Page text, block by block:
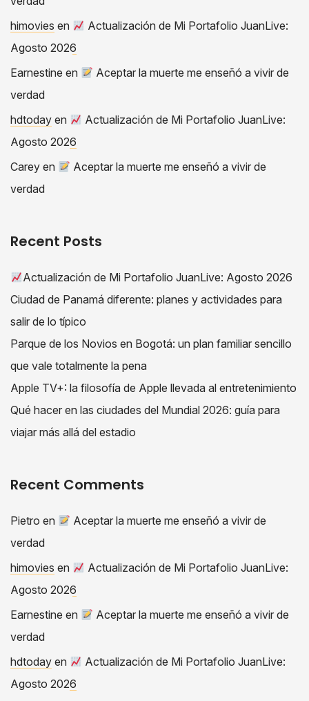
himovies en
Actualización de Mi Portafolio JuanLive:
Agosto 2026
Earnestine en
Aceptar la muerte me enseñó a vivir de
verdad
hdtoday en
Actualización de Mi Portafolio JuanLive:
Agosto 2026
Carey en
Aceptar la muerte me enseñó a vivir de
verdad
Recent Posts
Actualización de Mi Portafolio JuanLive: Agosto 2026
Ciudad de Panamá diferente: planes y actividades para
salir de lo típico
Parque de los Novios en Bogotá: un plan familiar sencillo
que vale totalmente la pena
Apple TV+: la filosofía de Apple llevada al entretenimiento
Qué hacer en las ciudades del Mundial 2026: guía para
viajar más allá del estadio
Recent Comments
Pietro en
Aceptar la muerte me enseñó a vivir de
verdad
himovies en
Actualización de Mi Portafolio JuanLive:
Agosto 2026
Earnestine en
Aceptar la muerte me enseñó a vivir de
verdad
hdtoday en
Actualización de Mi Portafolio JuanLive:
Agosto 2026